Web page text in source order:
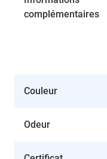
complémentaires
Couleur
Odeur